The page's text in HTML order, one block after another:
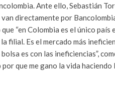
Ante ello, Sebastián
directamente por
“en Colombia es el único país
filial. Es el mercado más
es con las ineficiencias”,
que me gano la vida